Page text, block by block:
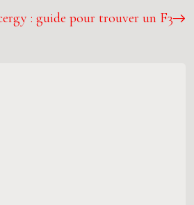
: guide pour trouver un F3